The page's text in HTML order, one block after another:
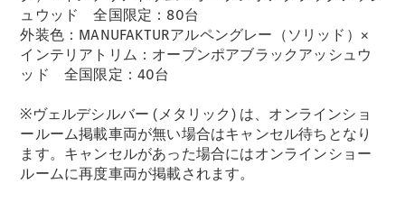
デジタルコ
ンパニオン
限定車ライ
ンアップ
ュウッド 全国限定：80台
外装色：MANUFAKTURアルペングレー（ソリッド）×
インテリアトリム：オープンポアブラックアッシュウ
ッド 全国限定：40台
※ヴェルデシルバー (メタリック) は、オンラインショ
ールーム掲載車両が無い場合はキャンセル待ちとなり
ます。キャンセルがあった場合にはオンラインショー
ルームに再度車両が掲載されます。